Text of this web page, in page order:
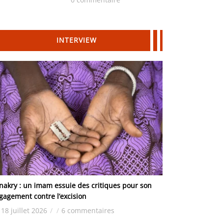
INTERVIEW
: un imam essuie des critiques pour son
contre l’excision
18 juillet 2026 / / 6 commentaires